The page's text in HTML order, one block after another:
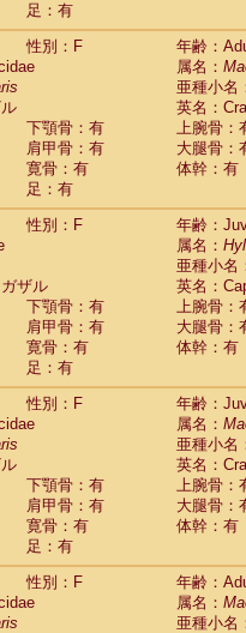
足：有
性別：F
年齢：
属名：
亜種小名
英名：
下顎骨：有
上腕骨：
肩甲骨：有
大腿骨：
寛骨：有
体幹：有
足：有
性別：F
年齢：
属名：
亜種小名
ザル
英名：
下顎骨：有
上腕骨：
肩甲骨：有
大腿骨：
寛骨：有
体幹：有
足：有
性別：F
年齢：
属名：
亜種小名
英名：
下顎骨：有
上腕骨：
肩甲骨：有
大腿骨：
寛骨：有
体幹：有
足：有
性別：F
年齢：
属名：
亜種小名